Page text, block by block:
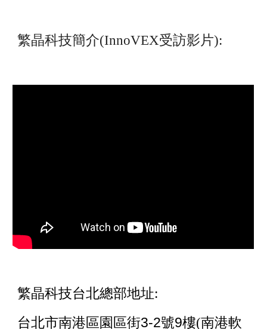
繁晶科技簡介(InnoVEX受訪影片):
繁晶科技台北總部地址:
台北市南港區園區街3-2號9樓(南港軟